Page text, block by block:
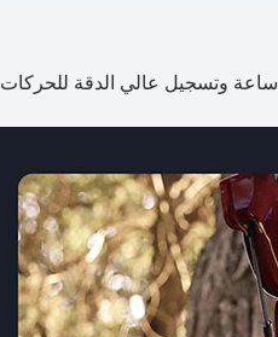
يوفر مستشعر التصوير فائق الوضوح بدقة 3 ميجابكسل والعدسة الضوئية الاحترافية مراقبة ليلية ونهارية على مدار 24 ساعة وتسجيل عالي الدقة للحركات